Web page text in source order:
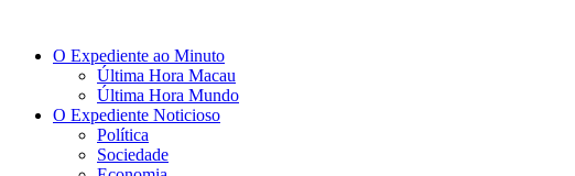
O Expediente ao Minuto
Última Hora Macau
Última Hora Mundo
O Expediente Noticioso
Política
Sociedade